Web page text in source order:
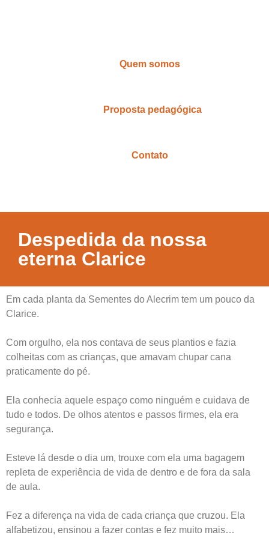
Quem somos
Proposta pedagógica
Contato
Despedida da nossa
eterna Clarice
Em cada planta da Sementes do Alecrim tem um pouco da
Clarice.
Com orgulho, ela nos contava de seus plantios e fazia
colheitas com as crianças, que amavam chupar cana
praticamente do pé.
Ela conhecia aquele espaço como ninguém e cuidava de
tudo e todos. De olhos atentos e passos firmes, ela era
segurança.
Esteve lá desde o dia um, trouxe com ela uma bagagem
repleta de experiência de vida de dentro e de fora da sala
de aula.
Fez a diferença na vida de cada criança que cruzou. Ela
alfabetizou, ensinou a fazer contas e fez muito mais…